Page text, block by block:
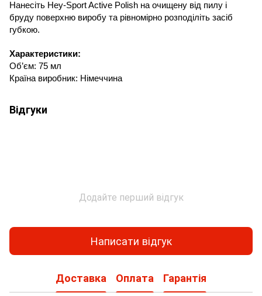
Нанесіть Hey-Sport Active Polish на очищену від пилу і
бруду поверхню виробу та рівномірно розподіліть засіб
губкою.
Характеристики:
Об’єм: 75 мл
Країна виробник: Німеччина
Відгуки
Додайте перший відгук
Написати відгук
Доставка Оплата Гарантія